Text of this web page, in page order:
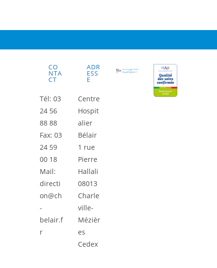
CO
NTA
CT
Tél: 03
24 56
88 88
Fax: 03
24 59
00 18
Mail:
directi
on@ch
-
belair.f
r
ADR
ESS
E
Centre
Hospit
alier
Bélair
1 rue
Pierre
Hallali
08013
Charle
ville-
Mézièr
es
Cedex